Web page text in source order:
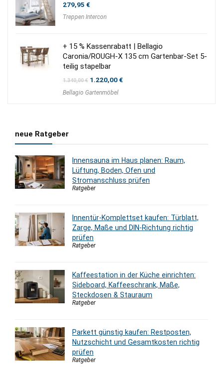
279,95 €
Treppen Intercon
+ 15 % Kassenrabatt | Bellagio
Caronia/ROUGH-X 135 cm Gartenbar-Set 5-
teilig stapelbar
1.340,00€ Ursprünglicher
war:
1.220,00€Aktueller
Bellagio Gartenmöbel
neue Ratgeber
Innensauna im Haus planen: Raum,
Lüftung, Boden, Ofen und
Stromanschluss prüfen
Ratgeber
Innentür-Komplettset kaufen: Türblatt,
Zarge, Maße und DIN-Richtung richtig
prüfen
Ratgeber
Kaffeestation in der Küche einrichten:
Sideboard, Kaffeeschrank, Maße,
Steckdosen & Stauraum
Ratgeber
Parkett günstig kaufen: Restposten,
Nutzschicht und Gesamtkosten richtig
prüfen
Ratgeber